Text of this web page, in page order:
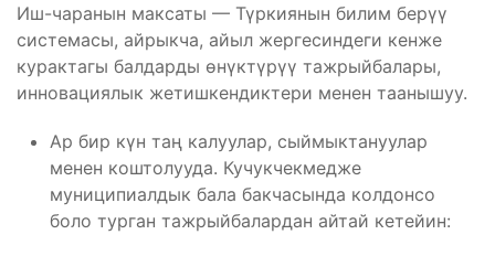
Иш-чаранын максаты — Түркиянын билим берүү
системасы, айрыкча, айыл жергесиндеги кенже
курактагы балдарды өнүктүрүү тажрыйбалары,
инновациялык жетишкендиктери менен таанышуу.
Ар бир күн таң калуулар, сыймыктануулар
менен коштолууда. Кучукчекмедже
муниципиалдык бала бакчасында колдонсо
боло турган тажрыйбалардан айтай кетейин: